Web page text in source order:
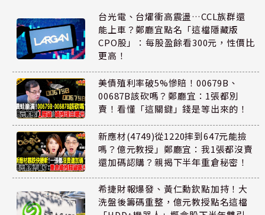
台光電、台燿衝高震盪…CCL族群還
能上車？鄭廳宜點名「這檔隱藏版
CPO股」：每股盈餘看300元，性價比
更高！
美債殖利率破5%慘賠！00679B、
00687B該砍嗎？鄭廳宜：1張都別
賣！看懂「這關鍵」錢是等出來的！
新應材(4749)從1220摔到647元能撿
嗎？億元教授」鄭廳宜：我1張都沒賣
還加碼認購？親揭下半年重倉秘密！
希捷財報爆發、黃仁勳欽點加持！大
洗盤後籌碼重整，億元教授點名這檔